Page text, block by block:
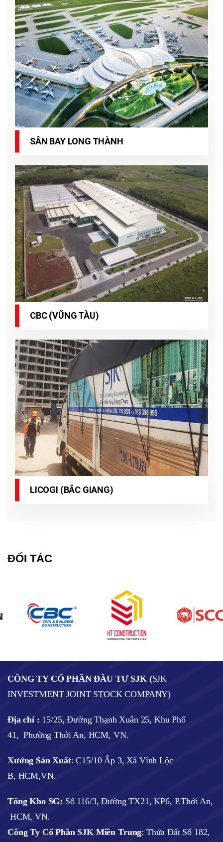
SÂN BAY LONG THÀNH
CBC (VŨNG TÀU)
LICOGI (BẮC GIANG)
ĐỐI TÁC
CÔNG TY CỔ PHẦN ĐẦU TƯ SJK (SJK
INVESTMENT JOINT STOCK COMPANY)
Địa chỉ : 15/25, Đường Thạnh Xuân 25, Khu Phố
41, Phường Thới An, HCM, VN.
Xưởng Sản Xuất: C15/10 Ấp 3, Xã Vĩnh Lộc
B, HCM,VN.
Tổng Kho SG: Số 116/3, Đường TX21, KP6, P.Thới An,
HCM, VN.
Công Ty Cổ Phần SJK Miền Trung: Thửa Đất Số 182,